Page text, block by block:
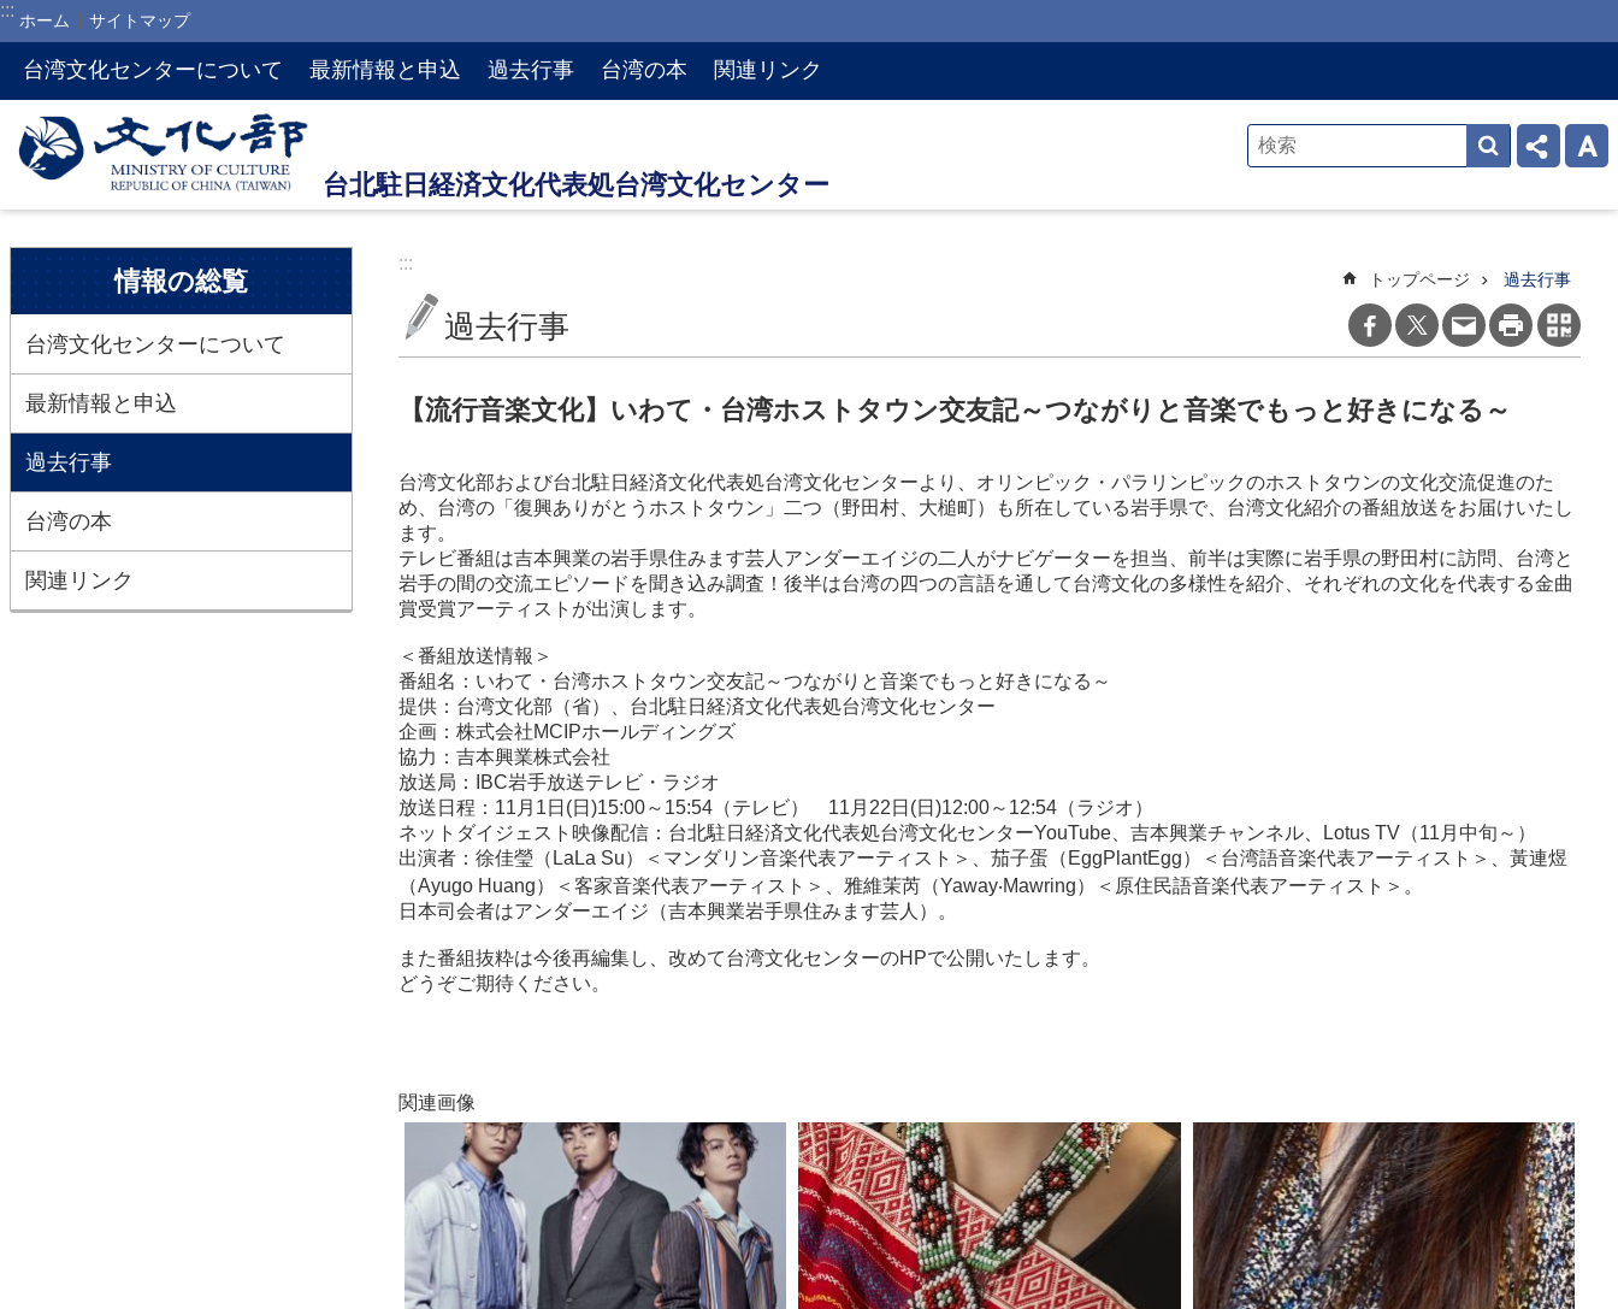
メインのコンテンツブロックにジャンプします
::: ホーム サイトマップ
台湾文化センターについて 最新情報と申込 過去行事 台湾の本 関連リンク
:::
情報の総覧
台湾文化センターについて
最新情報と申込
過去行事
台湾の本
関連リンク
:::
トップページ 過去行事
過去行事
【流行音楽文化】いわて・台湾ホストタウン交友記～つながりと音楽でもっと好きになる～
台湾文化部および台北駐日経済文化代表処台湾文化センターより、オリンピック・パラリンピックのホストタウンの文化交流促進のた
め、台湾の「復興ありがとうホストタウン」二つ（野田村、大槌町）も所在している岩手県で、台湾文化紹介の番組放送をお届けいたし
ます。
テレビ番組は吉本興業の岩手県住みます芸人アンダーエイジの二人がナビゲーターを担当、前半は実際に岩手県の野田村に訪問、台湾と
岩手の間の交流エピソードを聞き込み調査！後半は台湾の四つの言語を通して台湾文化の多様性を紹介、それぞれの文化を代表する金曲
賞受賞アーティストが出演します。
＜番組放送情報＞
番組名：いわて・台湾ホストタウン交友記～つながりと音楽でもっと好きになる～
提供：台湾文化部（省）、台北駐日経済文化代表処台湾文化センター
企画：株式会社MCIPホールディングズ
協力：吉本興業株式会社
放送局：IBC岩手放送テレビ・ラジオ
放送日程：11月1日(日)15:00～15:54（テレビ） 11月22日(日)12:00～12:54（ラジオ）
ネットダイジェスト映像配信：台北駐日経済文化代表処台湾文化センターYouTube、吉本興業チャンネル、Lotus TV（11月中旬～）
出演者：徐佳瑩（LaLa Su）＜マンダリン音楽代表アーティスト＞、茄子蛋（EggPlantEgg）＜台湾語音楽代表アーティスト＞、黃連煜
（Ayugo Huang）＜客家音楽代表アーティスト＞、雅維茉芮（Yaway‧Mawring）＜原住民語音楽代表アーティスト＞。
日本司会者はアンダーエイジ（吉本興業岩手県住みます芸人）。
また番組抜粋は今後再編集し、改めて台湾文化センターのHPで公開いたします。
どうぞご期待ください。
関連画像